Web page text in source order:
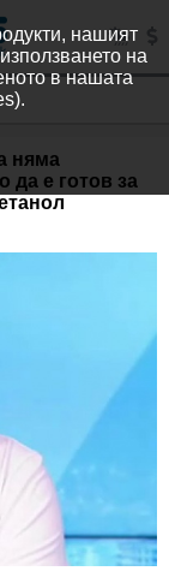
няма
да е готов за
нашият
на
в нашата